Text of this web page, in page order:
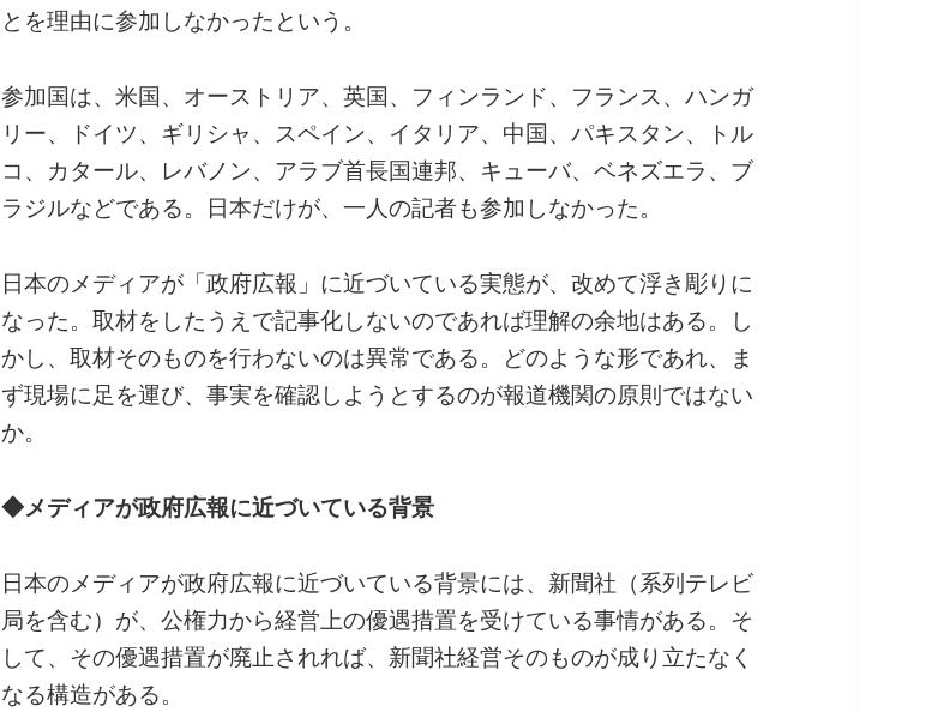
とを理由に参加しなかったという。
参加国は、米国、オーストリア、英国、フィンランド、フランス、ハンガ
リー、ドイツ、ギリシャ、スペイン、イタリア、中国、パキスタン、トル
コ、カタール、レバノン、アラブ首長国連邦、キューバ、ベネズエラ、ブ
ラジルなどである。日本だけが、一人の記者も参加しなかった。
日本のメディアが「政府広報」に近づいている実態が、改めて浮き彫りに
なった。取材をしたうえで記事化しないのであれば理解の余地はある。し
かし、取材そのものを行わないのは異常である。どのような形であれ、ま
ず現場に足を運び、事実を確認しようとするのが報道機関の原則ではない
か。
◆メディアが政府広報に近づいている背景
日本のメディアが政府広報に近づいている背景には、新聞社（系列テレビ
局を含む）が、公権力から経営上の優遇措置を受けている事情がある。そ
して、その優遇措置が廃止されれば、新聞社経営そのものが成り立たなく
なる構造がある。